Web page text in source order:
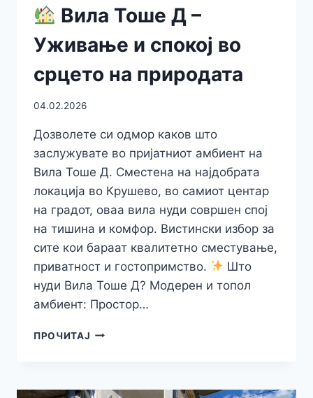
Вила Тоше Д –
Уживање и спокој во
срцето на природата
04.02.2026
Дозволете си одмор каков што
заслужувате во пријатниот амбиент на
Вила Тоше Д. Сместена на најдобрата
локација во Крушево, во самиот центар
на градот, оваа вила нуди совршен спој
на тишина и комфор. Вистински избор за
сите кои бараат квалитетно сместување,
приватност и гостопримство.
Што
нуди Вила Тоше Д? Модерен и топол
амбиент: Простор…
ПРОЧИТАЈ
–